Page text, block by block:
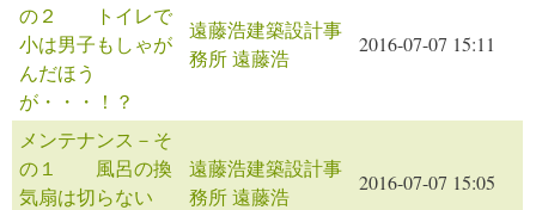
の２ トイレで
小は男子もしゃが
んだほう
が・・・！？
遠藤浩建築設計事
務所 遠藤浩
2016-07-07 15:11
メンテナンス－そ
の１ 風呂の換
気扇は切らない
遠藤浩建築設計事
務所 遠藤浩
2016-07-07 15:05